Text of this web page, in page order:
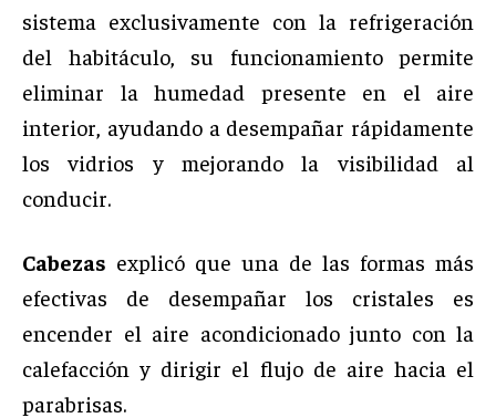
sistema exclusivamente con la refrigeración
del habitáculo, su funcionamiento permite
eliminar la humedad presente en el aire
interior, ayudando a desempañar rápidamente
los vidrios y mejorando la visibilidad al
conducir.
Cabezas explicó que una de las formas más
efectivas de desempañar los cristales es
encender el aire acondicionado junto con la
calefacción y dirigir el flujo de aire hacia el
parabrisas.